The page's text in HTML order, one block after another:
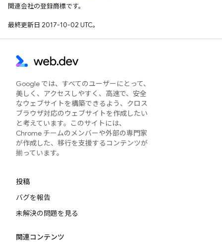
関連会社の登録商標です。
最終更新日 2017-10-02 UTC。
Google では、すべてのユーザーにとって、
美しく、アクセスしやすく、高速で、安全
なウェブサイトを構築できるよう、クロス
ブラウザ対応のウェブサイトを作成したい
と考えています。このサイトには、
Chrome チームのメンバーや外部の専門家
が作成した、移行を支援するコンテンツが
揃っています。
投稿
バグを報告
未解決の問題を見る
関連コンテンツ